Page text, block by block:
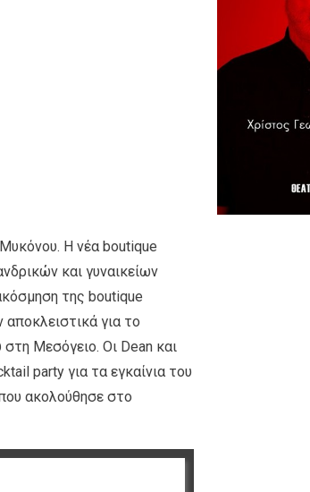
Η νέα boutique
και γυναικείων
της boutique
για το
Μεσόγειο. Οι Dean και
party για τα εγκαίνια του
ακολούθησε στο